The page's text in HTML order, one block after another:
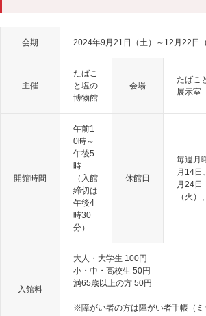
会期 2024年9月21日（土）～12月22日（
主催
たばこ
と塩の
博物館
会場
たばこ
展示室
開館時間
午前1
0時～
午後5
時
（入館
締切は
午後4
時30
分）
休館日
毎週月
月14日
月24日
（火）
入館料
大人・大学生 100円
小・中・高校生 50円
満65歳以上の方 50円
※障がい者の方は障がい者手帳（